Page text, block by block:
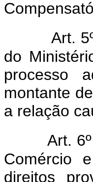
Art.
do
processo
montante
a relação
Art.
Comércio
direitos